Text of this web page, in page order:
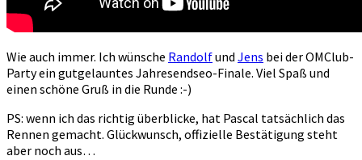
Wie auch immer. Ich wünsche Randolfund Jens bei der OMClub-
Party ein gutgelauntes Jahresendseo-Finale. Viel Spaß und
einen schöne Gruß in die Runde :-)
PS: wenn ich das richtig überblicke, hat Pascal tatsächlich das
Rennen gemacht. Glückwunsch, offizielle Bestätigung steht
aber noch aus…